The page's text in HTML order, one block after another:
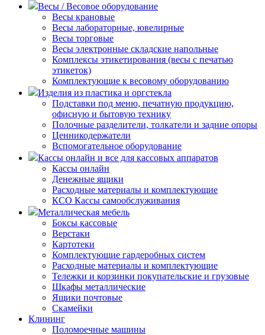
Весы / Весовое оборудование
Весы крановые
Весы лабораторные, ювелирные
Весы торговые
Весы электронные складские напольные
Комплексы этикетирования (весы с печатью
этикеток)
Комплектующие к весовому оборудованию
Изделия из пластика и оргстекла
Подставки под меню, печатную продукцию,
офисную и бытовую технику
Полочные разделители, толкатели и задние опоры
Ценникодержатели
Вспомогательное оборудование
Кассы онлайн и все для кассовых аппаратов
Кассы онлайн
Денежные ящики
Расходные материалы и комплектующие
КСО Кассы самообслуживания
Металлическая мебель
Боксы кассовые
Верстаки
Картотеки
Комплектующие гардеробных систем
Расходные материалы и комплектующие
Тележки и корзинки покупательские и грузовые
Шкафы металлические
Ящики почтовые
Скамейки
Клининг
Поломоечные машины